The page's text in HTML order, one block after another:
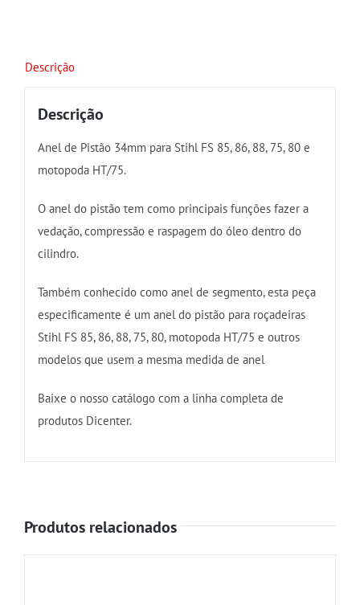
Descrição
Descrição
Anel de Pistão 34mm para Stihl FS 85, 86, 88, 75, 80 e
motopoda HT/75.
O anel do pistão tem como principais funções fazer a
vedação, compressão e raspagem do óleo dentro do
cilindro.
Também conhecido como anel de segmento, esta peça
especificamente é um anel do pistão para roçadeiras
Stihl FS 85, 86, 88, 75, 80, motopoda HT/75 e outros
modelos que usem a mesma medida de anel
Baixe o nosso catálogo com a linha completa de
produtos Dicenter.
Produtos relacionados